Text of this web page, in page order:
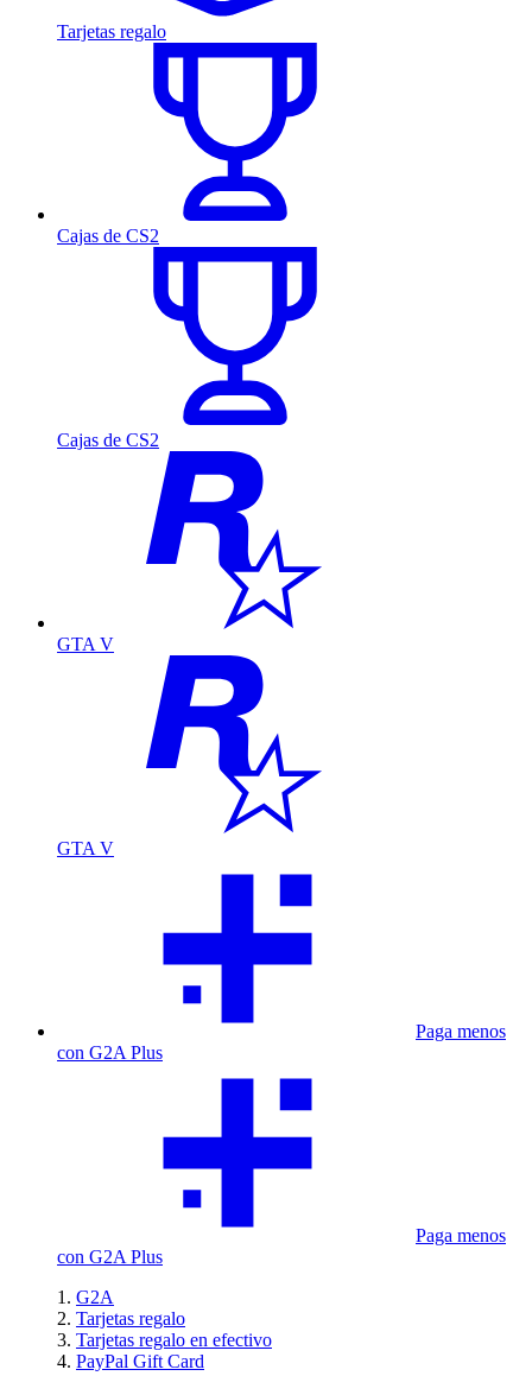
Tarjetas regalo
Cajas de CS2
Cajas de CS2
GTA V
GTA V
Paga menos
con G2A Plus
Paga menos
con G2A Plus
G2A
Tarjetas regalo
Tarjetas regalo en efectivo
PayPal Gift Card